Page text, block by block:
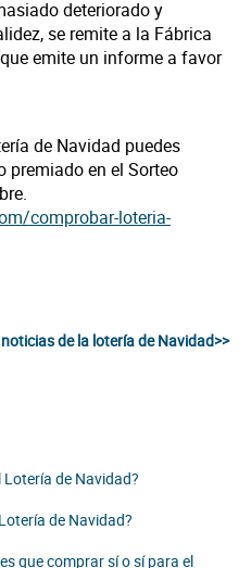
deteriorado y
se remite a la Fábrica
emite un informe a favor
de Navidad puedes
premiado en el Sorteo
comprobar-loteria-
de la lotería de Navidad>>
de Navidad?
de Navidad?
que comprar sí o sí para el